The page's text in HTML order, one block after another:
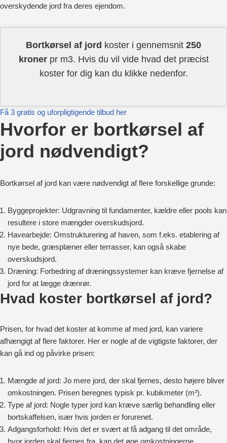
overskydende jord fra deres ejendom.
Bortkørsel af jord koster i gennemsnit 250
kronerpr m3. Hvis du vil vide hvad det præcist
koster for dig kan du klikke nedenfor.
Få 3 gratis og uforpligtigende tilbud her
Hvorfor er bortkørsel af
jord nødvendigt?
Bortkørsel af jord kan være nødvendigt af flere forskellige grunde:
Byggeprojekter: Udgravning til fundamenter, kældre eller pools kan
resultere i store mængder overskudsjord.
Havearbejde: Omstrukturering af haven, som f.eks. etablering af
nye bede, græsplæner eller terrasser, kan også skabe
overskudsjord.
Dræning: Forbedring af dræningssystemer kan kræve fjernelse af
jord for at lægge drænrør.
Hvad koster bortkørsel af jord?
Prisen, for hvad det koster at komme af med jord, kan variere
afhængigt af flere faktorer. Her er nogle af de vigtigste faktorer, der
kan gå ind og påvirke prisen:
Mængde af jord: Jo mere jord, der skal fjernes, desto højere bliver
omkostningen. Prisen beregnes typisk pr. kubikmeter (m³).
Type af jord: Nogle typer jord kan kræve særlig behandling eller
bortskaffelsen, især hvis jorden er forurenet.
Adgangsforhold: Hvis det er svært at få adgang til det område,
hvor jorden skal fjernes fra, kan det øge omkostningerne.